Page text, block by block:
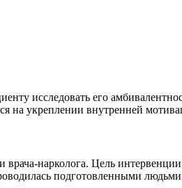
исследовать его
на укреплении внутренней
врача-нарколога. Цель
подготовленными